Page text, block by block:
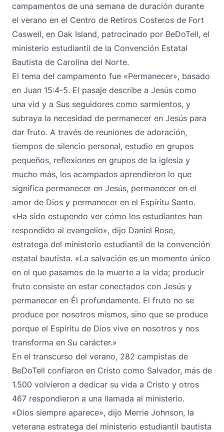
campamentos de una semana de duración durante
el verano en el Centro de Retiros Costeros de Fort
Caswell, en Oak Island, patrocinado por BeDoTell, el
ministerio estudiantil de la Convención Estatal
Bautista de Carolina del Norte.
El tema del campamento fue «Permanecer», basado
en Juan 15:4-5. El pasaje describe a Jesús como
una vid y a Sus seguidores como sarmientos, y
subraya la necesidad de permanecer en Jesús para
dar fruto. A través de reuniones de adoración,
tiempos de silencio personal, estudio en grupos
pequeños, reflexiones en grupos de la iglesia y
mucho más, los acampados aprendieron lo que
significa permanecer en Jesús, permanecer en el
amor de Dios y permanecer en el Espíritu Santo.
«Ha sido estupendo ver cómo los estudiantes han
respondido al evangelio», dijo Daniel Rose,
estratega del ministerio estudiantil de la convención
estatal bautista. «La salvación es un momento único
en el que pasamos de la muerte a la vida; producir
fruto consiste en estar conectados con Jesús y
permanecer en Él profundamente. El fruto no se
produce por nosotros mismos, sino que se produce
porque el Espíritu de Dios vive en nosotros y nos
transforma en Su carácter.»
En el transcurso del verano, 282 campistas de
BeDoTell confiaron en Cristo como Salvador, más de
1.500 volvieron a dedicar su vida a Cristo y otros
467 respondieron a una llamada al ministerio.
«Dios siempre aparece», dijo Merrie Johnson, la
veterana estratega del ministerio estudiantil bautista